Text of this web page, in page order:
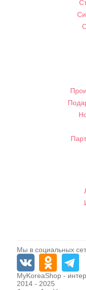
Мы в социальных
MyKoreaShop -
2014 - 2025